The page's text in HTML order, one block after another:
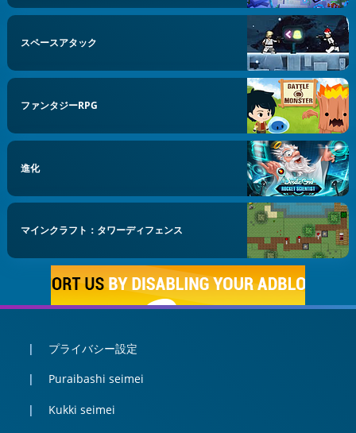
スペースアタック
ファンタジーRPG
進化
マインクラフト：タワーディフェンス
プライバシー設定
Puraibashi seimei
Kukki seimei